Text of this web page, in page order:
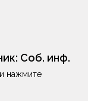
Соб. инф.
нажмите